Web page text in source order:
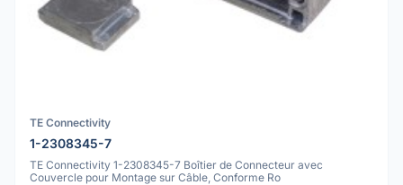
TE Connectivity
1-2308345-7
TE Connectivity 1-2308345-7 Boîtier de Connecteur avec
Couvercle pour Montage sur Câble, Conforme Ro